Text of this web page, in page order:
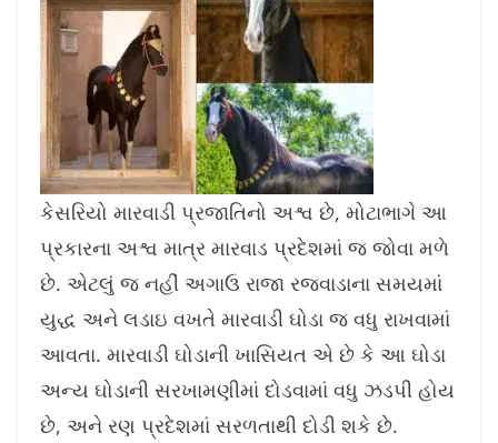
કેસરિયો મારવાડી પ્રજાતિનો અશ્વ છે, મોટાભાગે આ
પ્રકારના અશ્વ માત્ર મારવાડ પ્રદેશમાં જ જોવા મળે
છે. એટલું જ નહીં અગાઉ રાજા રજવાડાના સમયમાં
યુદ્ધ અને લડાઇ વખતે મારવાડી ઘોડા જ વધુ રાખવામાં
આવતા. મારવાડી ઘોડાની ખાસિયત એ છે કે આ ઘોડા
અન્ય ઘોડાની સરખામણીમાં દોડવામાં વધુ ઝડપી હોય
છે, અને રણ પ્રદેશમાં સરળતાથી દોડી શકે છે.